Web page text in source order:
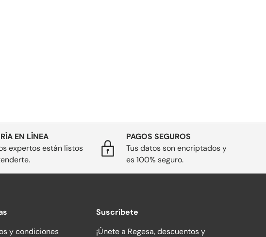
EN LÍNEA
expertos están listos
PAGOS SEGUROS
Tus datos son encriptados y
es 100% seguro.
y condiciones
Suscríbete
¡Únete a Regesa, descuentos y